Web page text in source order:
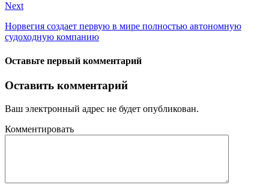
Next
Норвегия создает первую в мире полностью автономную
судоходную компанию
Оставьте первый комментарий
Оставить комментарий
Ваш электронный адрес не будет опубликован.
Комментировать